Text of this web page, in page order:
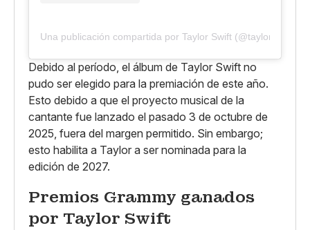
Una publicación compartida por Taylor Swift (@taylorswift)
Debido al período, el álbum de Taylor Swift no
pudo ser elegido para la premiación de este año.
Esto debido a que el proyecto musical de la
cantante fue lanzado el pasado 3 de octubre de
2025, fuera del margen permitido. Sin embargo;
esto habilita a Taylor a ser nominada para la
edición de 2027.
Premios Grammy ganados
por Taylor Swift